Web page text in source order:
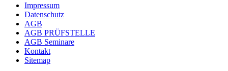
Impressum
Datenschutz
AGB
AGB PRÜFSTELLE
AGB Seminare
Kontakt
Sitemap